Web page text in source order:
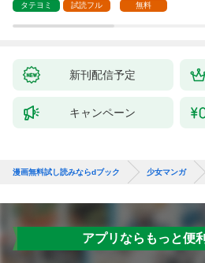
タテヨミ 試読フル 無料
新刊配信予定
キャンペーン
漫画無料試し読みならdブック 少女マンガ
アプリならもっと便